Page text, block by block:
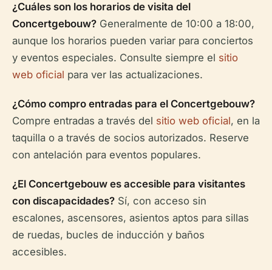
¿Cuáles son los horarios de visita del
Concertgebouw? Generalmente de 10:00 a 18:00,
aunque los horarios pueden variar para conciertos
y eventos especiales. Consulte siempre el sitio
web oficial para ver las actualizaciones.
¿Cómo compro entradas para el Concertgebouw?
Compre entradas a través del sitio web oficial, en la
taquilla o a través de socios autorizados. Reserve
con antelación para eventos populares.
¿El Concertgebouw es accesible para visitantes
con discapacidades? Sí, con acceso sin
escalones, ascensores, asientos aptos para sillas
de ruedas, bucles de inducción y baños
accesibles.